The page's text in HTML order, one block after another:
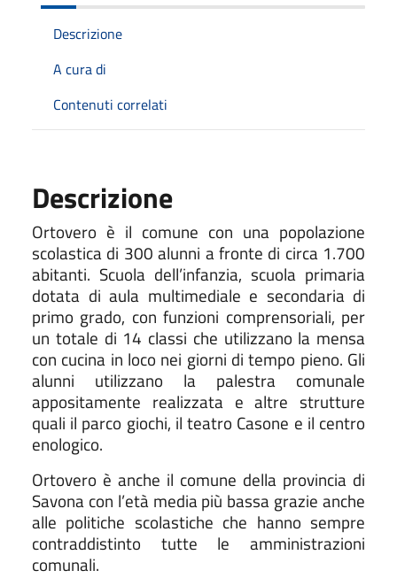
Descrizione
A cura di
Contenuti correlati
Descrizione
Ortovero è il comune con una popolazione
scolastica di 300 alunni a fronte di circa 1.700
abitanti. Scuola dell’infanzia, scuola primaria
dotata di aula multimediale e secondaria di
primo grado, con funzioni comprensoriali, per
un totale di 14 classi che utilizzano la mensa
con cucina in loco nei giorni di tempo pieno. Gli
alunni utilizzano la palestra comunale
appositamente realizzata e altre strutture
quali il parco giochi, il teatro Casone e il centro
enologico.
Ortovero è anche il comune della provincia di
Savona con l’età media più bassa grazie anche
alle politiche scolastiche che hanno sempre
contraddistinto tutte le amministrazioni
comunali.